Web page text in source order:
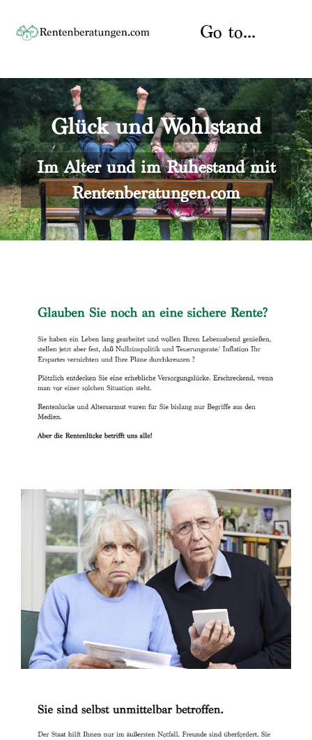
content
Go to...
Startseite
Rente
Rentenberater
Rentenversicherung
Versicherungsberatung
Über uns
Kontakt
Glück und Wohlstand
Im Alter und im Ruhestand mit
Rentenberatungen.com